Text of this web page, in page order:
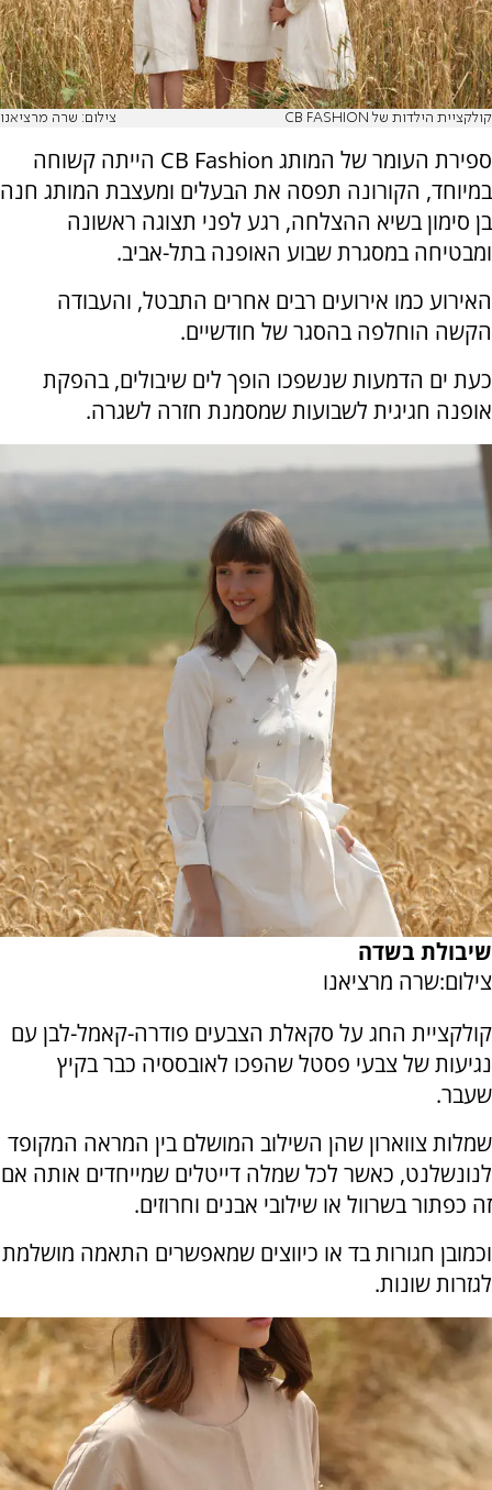
קולקציית הילדות של CB FASHION צילום: שרה מרציאנו
ספירת העומר של המותג CB Fashion הייתה קשוחה
במיוחד, הקורונה תפסה את הבעלים ומעצבת המותג חנה
בן סימון בשיא ההצלחה, רגע לפני תצוגה ראשונה
ומבטיחה במסגרת שבוע האופנה בתל-אביב.
האירוע כמו אירועים רבים אחרים התבטל, והעבודה
הקשה הוחלפה בהסגר של חודשיים.
כעת ים הדמעות שנשפכו הופך לים שיבולים, בהפקת
אופנה חגיגית לשבועות שמסמנת חזרה לשגרה.
שיבולת בשדה
צילום:שרה מרציאנו
קולקציית החג על סקאלת הצבעים פודרה-קאמל-לבן עם
נגיעות של צבעי פסטל שהפכו לאובססיה כבר בקיץ
שעבר.
שמלות צווארון שהן השילוב המושלם בין המראה המקופד
לנונשלנט, כאשר לכל שמלה דייטלים שמייחדים אותה אם
זה כפתור בשרוול או שילובי אבנים וחרוזים.
וכמובן חגורות בד או כיווצים שמאפשרים התאמה מושלמת
לגזרות שונות.